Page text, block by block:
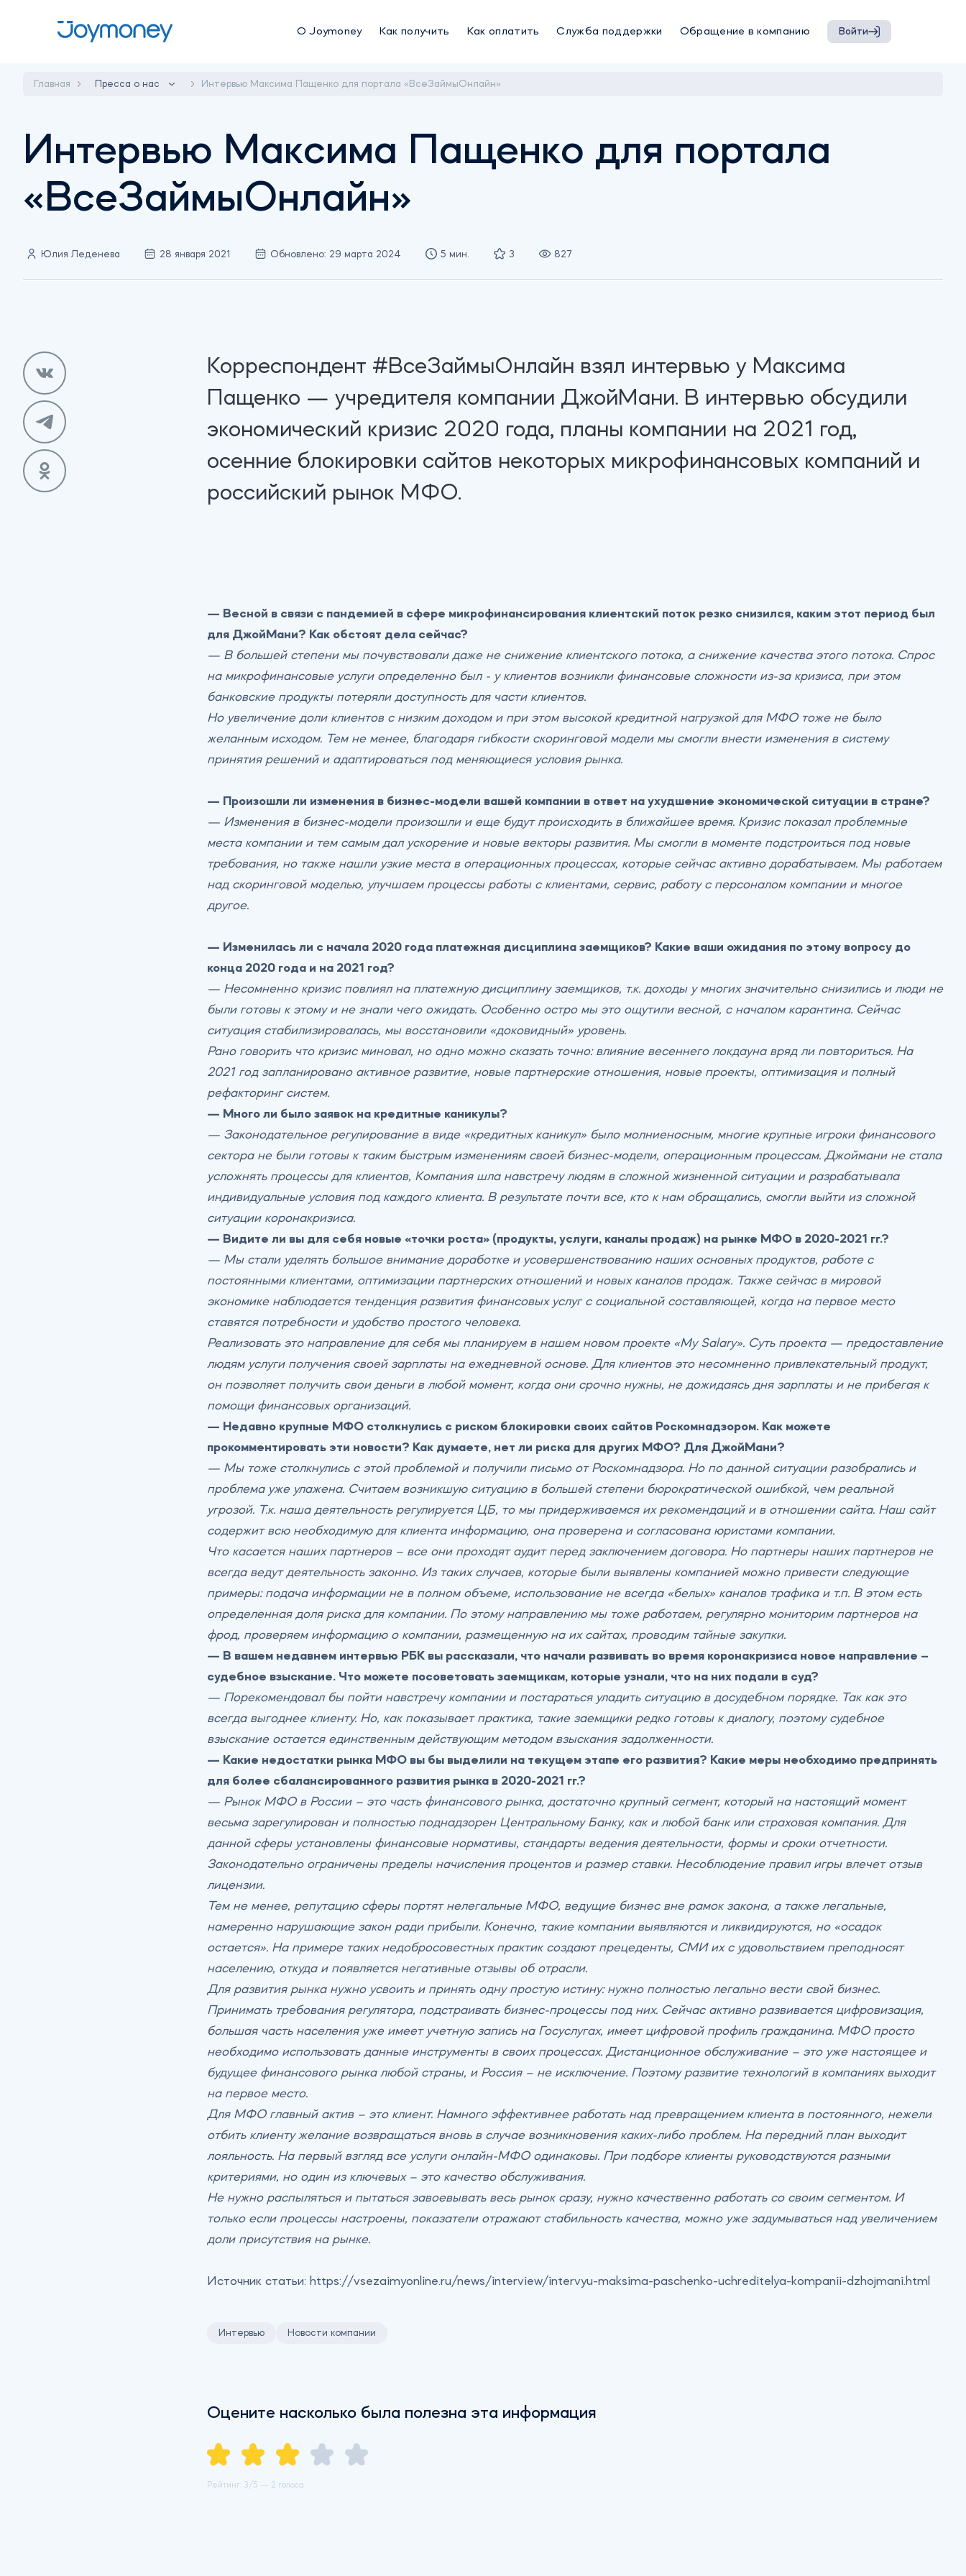
О Joymoney Как получить Как оплатить Служба поддержки Обращение в компанию Войти
Главная Пресса о нас Интервью Максима Пащенко для портала «ВсеЗаймыОнлайн»
Интервью Максима Пащенко для портала
«ВсеЗаймыОнлайн»
Юлия Леденева 28 января 2021 Обновлено: 29 марта 2024 5 мин. 3 827
Корреспондент #ВсеЗаймыОнлайн взял интервью у Максима
Пащенко — учредителя компании ДжойМани. В интервью обсудили
экономический кризис 2020 года, планы компании на 2021 год,
осенние блокировки сайтов некоторых микрофинансовых компаний и
российский рынок МФО.
— Весной в связи с пандемией в сфере микрофинансирования клиентский поток резко снизился, каким этот период был
для ДжойМани? Как обстоят дела сейчас?
— В большей степени мы почувствовали даже не снижение клиентского потока, а снижение качества этого потока. Спрос
на микрофинансовые услуги определенно был - у клиентов возникли финансовые сложности из-за кризиса, при этом
банковские продукты потеряли доступность для части клиентов.
Но увеличение доли клиентов с низким доходом и при этом высокой кредитной нагрузкой для МФО тоже не было
желанным исходом. Тем не менее, благодаря гибкости скоринговой модели мы смогли внести изменения в систему
принятия решений и адаптироваться под меняющиеся условия рынка.
— Произошли ли изменения в бизнес-модели вашей компании в ответ на ухудшение экономической ситуации в стране?
— Изменения в бизнес-модели произошли и еще будут происходить в ближайшее время. Кризис показал проблемные
места компании и тем самым дал ускорение и новые векторы развития. Мы смогли в моменте подстроиться под новые
требования, но также нашли узкие места в операционных процессах, которые сейчас активно дорабатываем. Мы работаем
над скоринговой моделью, улучшаем процессы работы с клиентами, сервис, работу с персоналом компании и многое
другое.
— Изменилась ли с начала 2020 года платежная дисциплина заемщиков? Какие ваши ожидания по этому вопросу до
конца 2020 года и на 2021 год?
— Несомненно кризис повлиял на платежную дисциплину заемщиков, т.к. доходы у многих значительно снизились и люди не
были готовы к этому и не знали чего ожидать. Особенно остро мы это ощутили весной, с началом карантина. Сейчас
ситуация стабилизировалась, мы восстановили «доковидный» уровень.
Рано говорить что кризис миновал, но одно можно сказать точно: влияние весеннего локдауна вряд ли повториться. На
2021 год запланировано активное развитие, новые партнерские отношения, новые проекты, оптимизация и полный
рефакторинг систем.
— Много ли было заявок на кредитные каникулы?
— Законодательное регулирование в виде «кредитных каникул» было молниеносным, многие крупные игроки финансового
сектора не были готовы к таким быстрым изменениям своей бизнес-модели, операционным процессам. Джоймани не стала
усложнять процессы для клиентов, Компания шла навстречу людям в сложной жизненной ситуации и разрабатывала
индивидуальные условия под каждого клиента. В результате почти все, кто к нам обращались, смогли выйти из сложной
ситуации коронакризиса.
— Видите ли вы для себя новые «точки роста» (продукты, услуги, каналы продаж) на рынке МФО в 2020-2021 гг.?
— Мы стали уделять большое внимание доработке и усовершенствованию наших основных продуктов, работе с
постоянными клиентами, оптимизации партнерских отношений и новых каналов продаж. Также сейчас в мировой
экономике наблюдается тенденция развития финансовых услуг с социальной составляющей, когда на первое место
ставятся потребности и удобство простого человека.
Реализовать это направление для себя мы планируем в нашем новом проекте «My Salary». Суть проекта — предоставление
людям услуги получения своей зарплаты на ежедневной основе. Для клиентов это несомненно привлекательный продукт,
он позволяет получить свои деньги в любой момент, когда они срочно нужны, не дожидаясь дня зарплаты и не прибегая к
помощи финансовых организаций.
— Недавно крупные МФО столкнулись с риском блокировки своих сайтов Роскомнадзором. Как можете
прокомментировать эти новости? Как думаете, нет ли риска для других МФО? Для ДжойМани?
— Мы тоже столкнулись с этой проблемой и получили письмо от Роскомнадзора. Но по данной ситуации разобрались и
проблема уже улажена. Считаем возникшую ситуацию в большей степени бюрократической ошибкой, чем реальной
угрозой. Т.к. наша деятельность регулируется ЦБ, то мы придерживаемся их рекомендаций и в отношении сайта. Наш сайт
содержит всю необходимую для клиента информацию, она проверена и согласована юристами компании.
Что касается наших партнеров – все они проходят аудит перед заключением договора. Но партнеры наших партнеров не
всегда ведут деятельность законно. Из таких случаев, которые были выявлены компанией можно привести следующие
примеры: подача информации не в полном объеме, использование не всегда «белых» каналов трафика и т.п. В этом есть
определенная доля риска для компании. По этому направлению мы тоже работаем, регулярно мониторим партнеров на
фрод, проверяем информацию о компании, размещенную на их сайтах, проводим тайные закупки.
— В вашем недавнем интервью РБК вы рассказали, что начали развивать во время коронакризиса новое направление –
судебное взыскание. Что можете посоветовать заемщикам, которые узнали, что на них подали в суд?
— Порекомендовал бы пойти навстречу компании и постараться уладить ситуацию в досудебном порядке. Так как это
всегда выгоднее клиенту. Но, как показывает практика, такие заемщики редко готовы к диалогу, поэтому судебное
взыскание остается единственным действующим методом взыскания задолженности.
— Какие недостатки рынка МФО вы бы выделили на текущем этапе его развития? Какие меры необходимо предпринять
для более сбалансированного развития рынка в 2020-2021 гг.?
— Рынок МФО в России – это часть финансового рынка, достаточно крупный сегмент, который на настоящий момент
весьма зарегулирован и полностью поднадзорен Центральному Банку, как и любой банк или страховая компания. Для
данной сферы установлены финансовые нормативы, стандарты ведения деятельности, формы и сроки отчетности.
Законодательно ограничены пределы начисления процентов и размер ставки. Несоблюдение правил игры влечет отзыв
лицензии.
Тем не менее, репутацию сферы портят нелегальные МФО, ведущие бизнес вне рамок закона, а также легальные,
намеренно нарушающие закон ради прибыли. Конечно, такие компании выявляются и ликвидируются, но «осадок
остается». На примере таких недобросовестных практик создают прецеденты, СМИ их с удовольствием преподносят
населению, откуда и появляется негативные отзывы об отрасли.
Для развития рынка нужно усвоить и принять одну простую истину: нужно полностью легально вести свой бизнес.
Принимать требования регулятора, подстраивать бизнес-процессы под них. Сейчас активно развивается цифровизация,
большая часть населения уже имеет учетную запись на Госуслугах, имеет цифровой профиль гражданина. МФО просто
необходимо использовать данные инструменты в своих процессах. Дистанционное обслуживание – это уже настоящее и
будущее финансового рынка любой страны, и Россия – не исключение. Поэтому развитие технологий в компаниях выходит
на первое место.
Для МФО главный актив – это клиент. Намного эффективнее работать над превращением клиента в постоянного, нежели
отбить клиенту желание возвращаться вновь в случае возникновения каких-либо проблем. На передний план выходит
лояльность. На первый взгляд все услуги онлайн-МФО одинаковы. При подборе клиенты руководствуются разными
критериями, но один из ключевых – это качество обслуживания.
Не нужно распыляться и пытаться завоевывать весь рынок сразу, нужно качественно работать со своим сегментом. И
только если процессы настроены, показатели отражают стабильность качества, можно уже задумываться над увеличением
доли присутствия на рынке.
Источник статьи: https://vsezaimyonline.ru/news/interview/intervyu-maksima-paschenko-uchreditelya-kompanii-dzhojmani.html
Интервью Новости компании
Оцените насколько была полезна эта информация
Рейтинг: 3/5 — 2 голоса